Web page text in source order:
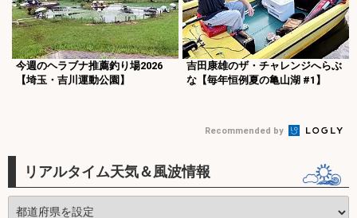
今週のヘラブナ推薦釣り場2026
【埼玉・吉川運動公園】
吉田康雄のザ・チャレンジへらぶ
な【毎年恒例夏の亀山湖 #1】
Recommended by
リアルタイム天気＆風波情報